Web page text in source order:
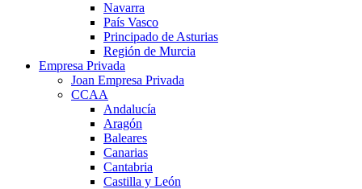
Navarra
País Vasco
Principado de Asturias
Región de Murcia
Empresa Privada
Joan Empresa Privada
CCAA
Andalucía
Aragón
Baleares
Canarias
Cantabria
Castilla y León